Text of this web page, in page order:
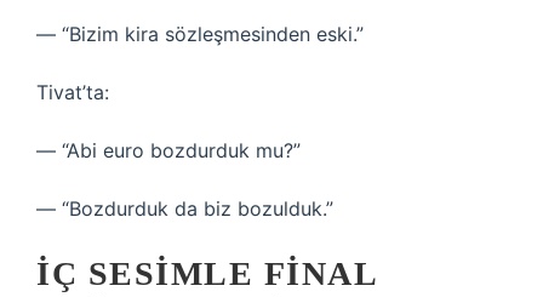
— “Bizim kira sözleşmesinden eski.”
Tivat’ta:
— “Abi euro bozdurduk mu?”
— “Bozdurduk da biz bozulduk.”
İÇ SESIMLE FINAL